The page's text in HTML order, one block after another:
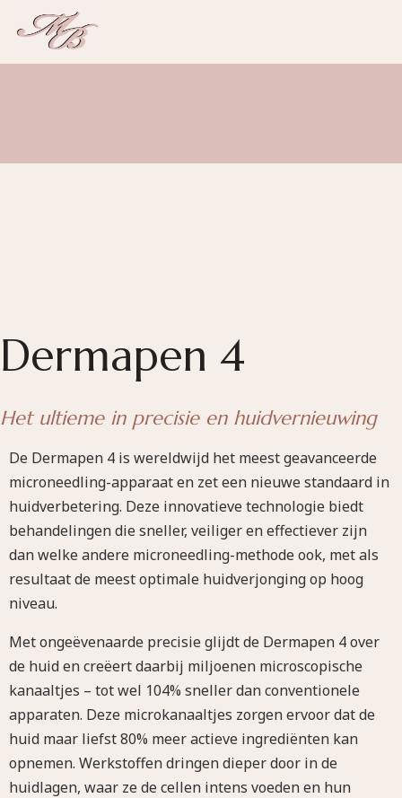
Dermapen 4
Het ultieme in precisie en huidvernieuwing
De Dermapen 4 is wereldwijd het meest geavanceerde
microneedling-apparaat en zet een nieuwe standaard in
huidverbetering. Deze innovatieve technologie biedt
behandelingen die sneller, veiliger en effectiever zijn
dan welke andere microneedling-methode ook, met als
resultaat de meest optimale huidverjonging op hoog
niveau.
Met ongeëvenaarde precisie glijdt de Dermapen 4 over
de huid en creëert daarbij miljoenen microscopische
kanaaltjes – tot wel 104% sneller dan conventionele
apparaten. Deze microkanaaltjes zorgen ervoor dat de
huid maar liefst 80% meer actieve ingrediënten kan
opnemen. Werkstoffen dringen dieper door in de
huidlagen, waar ze de cellen intens voeden en hun